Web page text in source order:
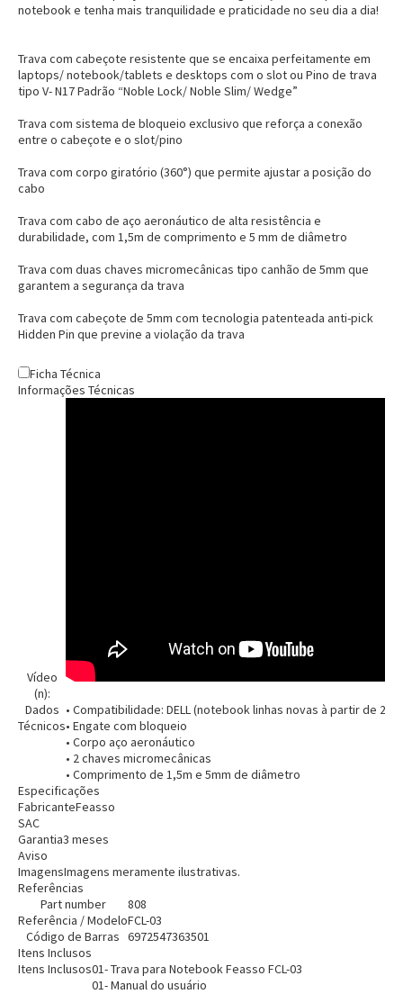
Entrega Flash
Retire na Loja
notebooke tenha mais tranquilidade e praticidade no seu dia a dia!
Trava com cabeçote resistente que se encaixa perfeitamente em
laptops/ notebook/tablets e desktops com o slot ou Pino de trava
tipo V- N17 Padrão “Noble Lock/ Noble Slim/ Wedge”
Trava com sistema de bloqueio exclusivo que reforça a conexão
entre o cabeçote e o slot/pino
Trava com corpo giratório (360°) que permite ajustar a posição do
cabo
Trava com cabo de aço aeronáutico de alta resistência e
durabilidade, com 1,5m de comprimento e 5 mm de diâmetro
Trava com duas chaves micromecânicas tipo canhão de 5mm que
garantem a segurança da trava
Trava com cabeçote de 5mm com tecnologia patenteada anti-pick
Hidden Pin que previne a violação da trava
Ficha Técnica
Informações Técnicas
Vídeo
(n):
Dados
Técnicos
• Compatibilidade: DELL (notebook linhas novas à partir de
• Engate com bloqueio
• Corpo aço aeronáutico
• 2 chaves micromecânicas
• Comprimento de 1,5m e 5mm de diâmetro
Especificações
FabricanteFeasso
SAC
Garantia3 meses
Aviso
ImagensImagens meramente ilustrativas.
Referências
Part number
808
Referência / ModeloFCL-03
Código de Barras 6972547363501
Itens Inclusos
Itens Inclusos01- Trava para Notebook Feasso FCL-03
01- Manual do usuário